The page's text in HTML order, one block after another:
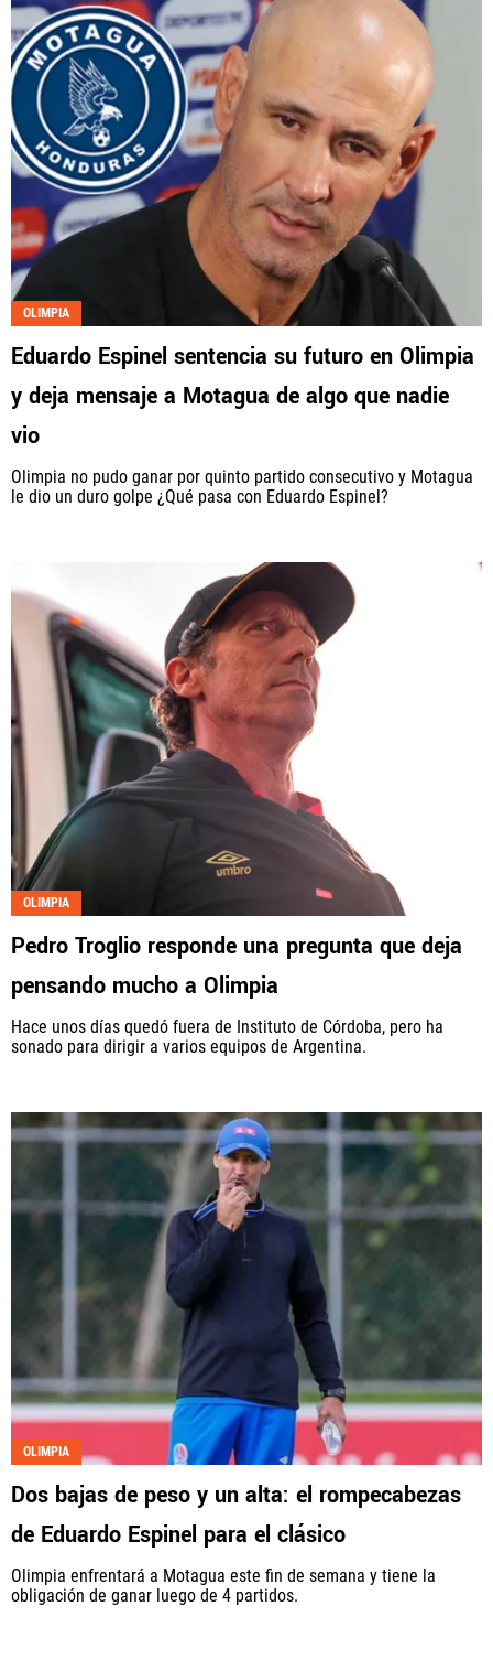
OLIMPIA
Eduardo Espinel sentencia su futuro en Olimpia
y deja mensaje a Motagua de algo que nadie
vio
Olimpia no pudo ganar por quinto partido consecutivo y Motagua
le dio un duro golpe ¿Qué pasa con Eduardo Espinel?
OLIMPIA
Pedro Troglio responde una pregunta que deja
pensando mucho a Olimpia
Hace unos días quedó fuera de Instituto de Córdoba, pero ha
sonado para dirigir a varios equipos de Argentina.
OLIMPIA
Dos bajas de peso y un alta: el rompecabezas
de Eduardo Espinel para el clásico
Olimpia enfrentará a Motagua este fin de semana y tiene la
obligación de ganar luego de 4 partidos.